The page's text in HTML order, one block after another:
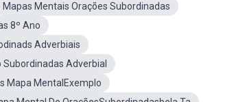
Mapas Mentais Orações Subordinadas
8º Ano
Adverbiais
Adverbial
Mapa MentalExemplo